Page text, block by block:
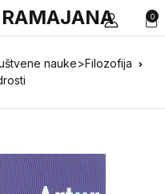
0
nauke>Filozofija